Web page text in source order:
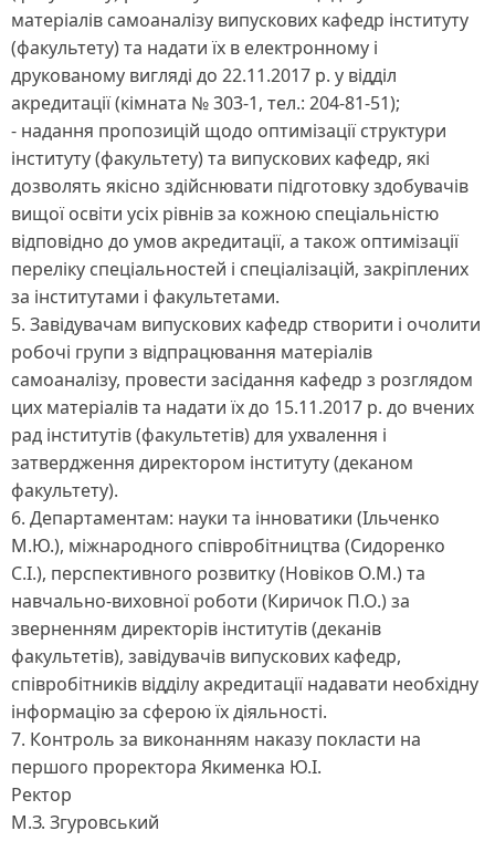
матеріалів самоаналізу випускових кафедр інституту
(факультету) та надати їх в електронному і
друкованому вигляді до 22.11.2017 р. у відділ
акредитації (кімната № 303-1, тел.: 204-81-51);
- надання пропозицій щодо оптимізації структури
інституту (факультету) та випускових кафедр, які
дозволять якісно здійснювати підготовку здобувачів
вищої освіти усіх рівнів за кожною спеціальністю
відповідно до умов акредитації, а також оптимізації
переліку спеціальностей і спеціалізацій, закріплених
за інститутами і факультетами.
5. Завідувачам випускових кафедр створити і очолити
робочі групи з відпрацювання матеріалів
самоаналізу, провести засідання кафедр з розглядом
цих матеріалів та надати їх до 15.11.2017 р. до вчених
рад інститутів (факультетів) для ухвалення і
затвердження директором інституту (деканом
факультету).
6. Департаментам: науки та інноватики (Ільченко
М.Ю.), міжнародного співробітництва (Сидоренко
С.І.), перспективного розвитку (Новіков О.М.) та
навчально-виховної роботи (Киричок П.О.) за
зверненням директорів інститутів (деканів
факультетів), завідувачів випускових кафедр,
співробітників відділу акредитації надавати необхідну
інформацію за сферою їх діяльності.
7. Контроль за виконанням наказу покласти на
першого проректора Якименка Ю.І.
Ректор
М.З. Згуровський